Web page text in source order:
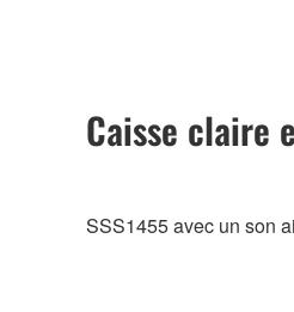
Caisse claire
SSS1455 avec un son